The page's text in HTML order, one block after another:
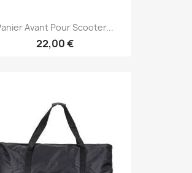
Avant Pour Scooter...
22,00 €